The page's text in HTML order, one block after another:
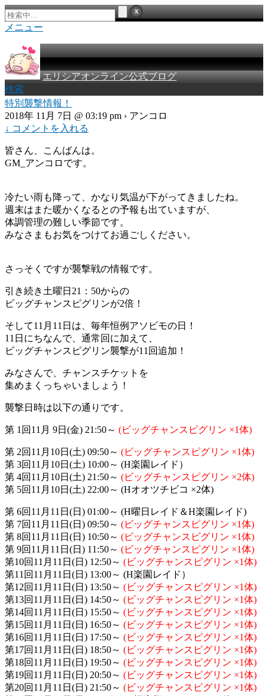
メニュー
エリシアオンライン公式ブログ
検索
特別襲撃情報！
2018年 11月 7日 @ 03:19 pm › アンコロ
↓ コメントを入れる
皆さん、こんばんは。
GM_アンコロです。
冷たい雨も降って、かなり気温が下がってきましたね。
週末はまた暖かくなるとの予報も出ていますが、
体調管理の難しい季節です。
みなさまもお気をつけてお過ごしください。
さっそくですが襲撃戦の情報です。
引き続き土曜日21：50からの
ビッグチャンスピグリンが2倍！
そして11月11日は、毎年恒例アソビモの日！
11日にちなんで、通常回に加えて、
ビッグチャンスピグリン襲撃が11回追加！
みなさんで、チャンスチケットを
集めまくっちゃいましょう！
襲撃日時は以下の通りです。
第 1回11月 9日(金) 21:50～ (ビッグチャンスピグリン ×1体)
第 2回11月10日(土) 09:50～ (ビッグチャンスピグリン ×1体)
第 3回11月10日(土) 10:00～ (H楽園レイド）
第 4回11月10日(土) 21:50～ (ビッグチャンスピグリン ×2体)
第 5回11月10日(土) 22:00～ (Hオオツチビコ ×2体)
第 6回11月11日(日) 01:00～ (H曜日レイド＆H楽園レイド)
第 7回11月11日(日) 09:50～ (ビッグチャンスピグリン ×1体)
第 8回11月11日(日) 10:50～ (ビッグチャンスピグリン ×1体)
第 9回11月11日(日) 11:50～ (ビッグチャンスピグリン ×1体)
第10回11月11日(日) 12:50～ (ビッグチャンスピグリン ×1体)
第11回11月11日(日) 13:00～ (H楽園レイド）
第12回11月11日(日) 13:50～ (ビッグチャンスピグリン ×1体)
第13回11月11日(日) 14:50～ (ビッグチャンスピグリン ×1体)
第14回11月11日(日) 15:50～ (ビッグチャンスピグリン ×1体)
第15回11月11日(日) 16:50～ (ビッグチャンスピグリン ×1体)
第16回11月11日(日) 17:50～ (ビッグチャンスピグリン ×1体)
第17回11月11日(日) 18:50～ (ビッグチャンスピグリン ×1体)
第18回11月11日(日) 19:50～ (ビッグチャンスピグリン ×1体)
第19回11月11日(日) 20:50～ (ビッグチャンスピグリン ×1体)
第20回11月11日(日) 21:50～ (ビッグチャンスピグリン ×1体)